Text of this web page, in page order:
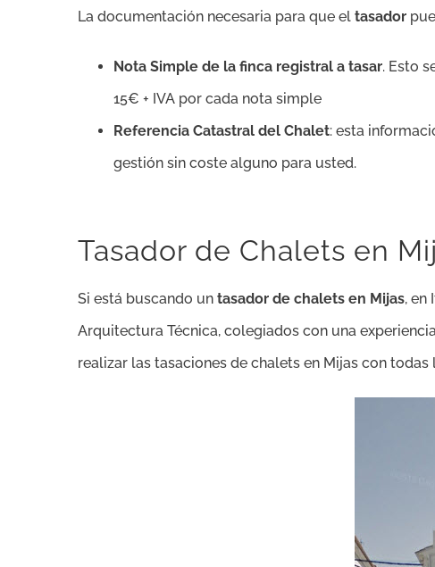
La documentación necesaria para que el tasador
Nota Simple de la finca registral a tasar. Esto
15€ + IVA por cada nota simple
Referencia Catastral del Chalet: esta
gestión sin coste alguno para usted.
Tasador de Chalets en
Si está buscando un tasador de chalets en Mijas, en
Arquitectura Técnica, colegiados con una
realizar las tasaciones de chalets en Mijas con todas